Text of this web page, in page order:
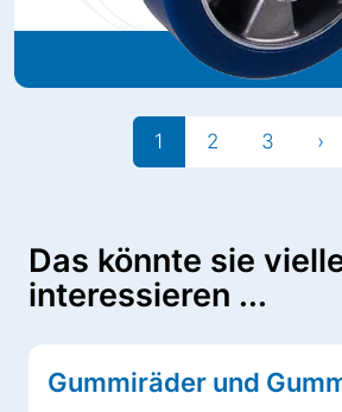
1 2 3 ›
Das könnte sie
interessieren ...
Gummiräder und